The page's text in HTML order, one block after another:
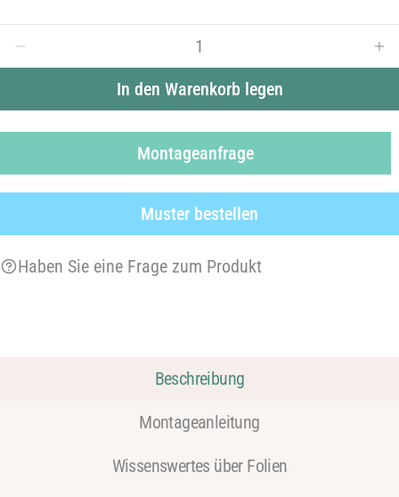
Menge für Sichtschutzfolie B31M0 Diamant verringern
In den Warenkorb legen
Montageanfrage
Muster bestellen
Haben Sie eine Frage zum Produkt
Beschreibung
Montageanleitung
Wissenswertes über Folien